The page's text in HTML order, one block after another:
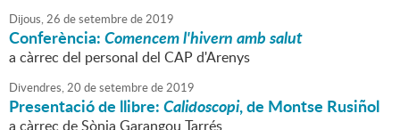
Dijous,26 desetembrede2019
Conferència:Comencem l'hivern amb salut
a càrrec del personal del CAP d'Arenys
Divendres,20 desetembrede2019
Presentació de llibre:Calidoscopi, de Montse Rusiñol
a càrrec de Sònia Garangou Tarrés